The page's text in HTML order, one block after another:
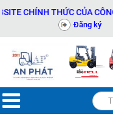
CHÍNH THỨC CỦA CÔNG
Đăng ký